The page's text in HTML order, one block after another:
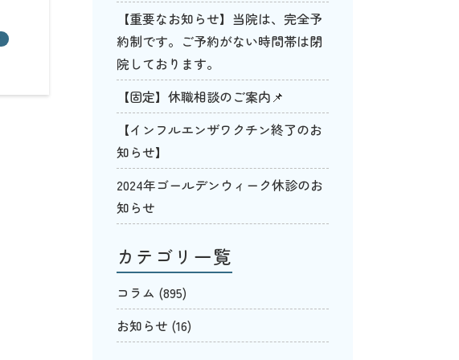
【重要なお知らせ】当院は、完全予
約制です。ご予約がない時間帯は閉
院しております。
【固定】休職相談のご案内📌
【インフルエンザワクチン終了のお
知らせ】
2024年ゴールデンウィーク休診のお
知らせ
カテゴリ一覧
コラム (895)
お知らせ (16)